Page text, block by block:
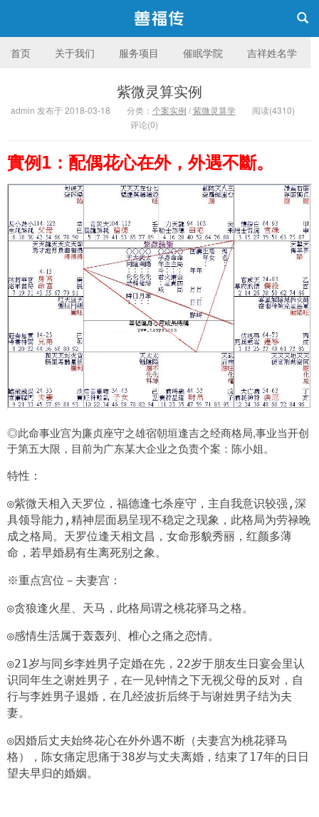
台湾 善福传身心成长机构
首页 关于我们 服务项目 催眠学院 吉祥姓名学
紫微灵算实例
admin 发布于 2018-03-18 分类： 个案实例 /紫微灵算学
阅读(4310)
评论(0)
實例1：配偶花心在外，外遇不斷。
◎此命事业宫为廉贞座守之雄宿朝垣逢吉之经商格局,事业当开创
于第五大限，目前为广东某大企业之负责个案：陈小姐。
特性：
◎紫微天相入天罗位，福德逢七杀座守，主自我意识较强,深
具领导能力,精神层面易呈现不稳定之现象，此格局为劳禄晚
成之格局。天罗位逢天相文昌，女命形貌秀丽，红颜多薄
命，若早婚易有生离死别之象。
※重点宫位－夫妻宫：
◎贪狼逢火星、天马，此格局谓之桃花驿马之格。
◎感情生活属于轰轰列、椎心之痛之恋情。
◎21岁与同乡李姓男子定婚在先，22岁于朋友生日宴会里认
识同年生之谢姓男子，在一见钟情之下无视父母的反对，自
行与李姓男子退婚，在几经波折后终于与谢姓男子结为夫
妻。
◎因婚后丈夫始终花心在外外遇不断（夫妻宫为桃花驿马
格），陈女痛定思痛于38岁与丈夫离婚，结束了17年的日日
望夫早归的婚姻。